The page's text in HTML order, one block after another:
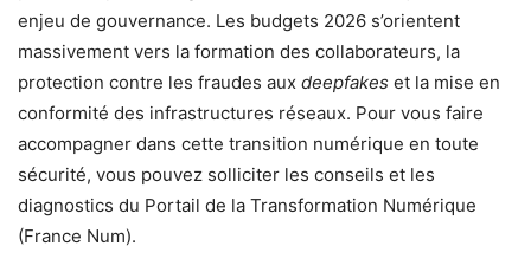
enjeu de gouvernance. Les budgets 2026 s’orientent
massivement vers la formation des collaborateurs, la
protection contre les fraudes aux deepfakes et la mise en
conformité des infrastructures réseaux. Pour vous faire
accompagner dans cette transition numérique en toute
sécurité, vous pouvez solliciter les conseils et les
diagnostics du Portail de la Transformation Numérique
(France Num).